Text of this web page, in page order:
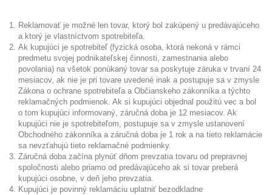
Reklamovať je možné len tovar, ktorý bol zakúpený u predávajúceho
a ktorý je vlastníctvom spotrebiteľa.
Ak kupujúci je spotrebiteľ (fyzická osoba, ktorá nekoná v rámci
predmetu svojej podnikateľskej činnosti, zamestnania alebo
povolania) na všetok ponúkaný tovar sa poskytuje záruka v trvaní 24
mesiacov, ak nie je pri tovare uvedené inak a postupuje sa v zmysle
Zákona o ochrane spotrebiteľa a Občianskeho zákonníka a týchto
reklamačných podmienok. Ak si kupujúci objednal použitú vec a bol
o tom kupujúci informovaný, záručná doba je 12 mesiacov. Ak
kupujúci nie je spotrebiteľom, postupuje sa v zmysle ustanovení
Obchodného zákonníka a záručná doba je 1 rok a na tieto reklamácie
sa nevzťahujú tieto reklamačné podmienky.
Záručná doba začína plynúť dňom prevzatia tovaru od prepravnej
spoločnosti alebo priamo od predávajúceho ak si tovar preberá
kupujúci osobne, v deň jeho prevzatia.
Kupujúci je povinný reklamáciu uplatniť bezodkladne